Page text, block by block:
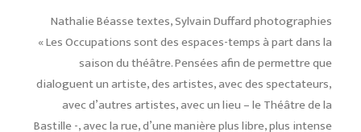
Nathalie Béasse textes, Sylvain Duffard photographies
« Les Occupations sont des espaces-temps à part dans la
saison du théâtre. Pensées afin de permettre que
dialoguent un artiste, des artistes, avec des spectateurs,
avec d’autres artistes, avec un lieu – le Théâtre de la
Bastille -, avec la rue, d’une manière plus libre, plus intense